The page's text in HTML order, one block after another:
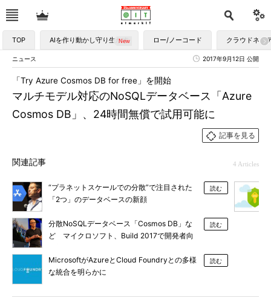
TOP AIを作り動かし守り生かす ロー/ノーコード クラウドネイ
ニュース 2017年9月12日 公開
マルチモデル対応のNoSQLデータベース「Azure
Cosmos DB」、24時間無償で試用可能に
「Try Azure Cosmos DB for free」を開始
記事を見る
関連記事 4 Articles
“プラネットスケールでの分散”で注目された
「2つ」のデータベースの新顔
読む
分散NoSQLデータベース「Cosmos DB」な
ど マイクロソフト、Build 2017で開発者向
読む
MicrosoftがAzureとCloud Foundryとの多様
な統合を明らかに
読む